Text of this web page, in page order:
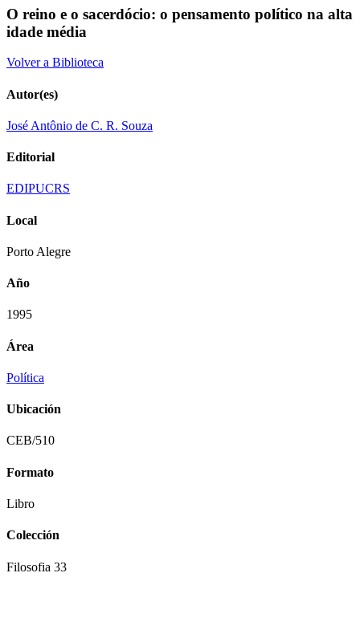
O reino e o sacerdócio: o pensamento político na alta
idade média
Volver a Biblioteca
Autor(es)
José Antônio de C. R. Souza
Editorial
EDIPUCRS
Local
Porto Alegre
Año
1995
Área
Política
Ubicación
CEB/510
Formato
Libro
Colección
Filosofia 33